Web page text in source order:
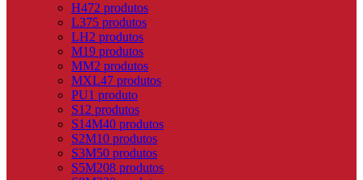
H472 produtos
L375 produtos
LH2 produtos
M19 produtos
MM2 produtos
MXL47 produtos
PU1 produto
S12 produtos
S14M40 produtos
S2M10 produtos
S3M50 produtos
S5M208 produtos